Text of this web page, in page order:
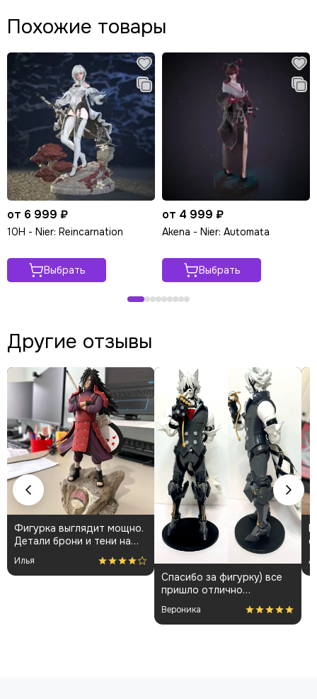
Похожие товары
от 6 999 ₽
10H - Nier: Reincarnation
Выбрать
от 4 999 ₽
Akena - Nier: Automata
Выбрать
Другие отзывы
Фигурка выглядит мощно.
Детали брони и тени на
плаще проработаны
аккуратно. Пришла быстро
и без повреждений.
Илья
Спасибо за фигурку) все
пришло отлично
упакованным. Отдельная
благодарность за
покраску модели.
Вероника